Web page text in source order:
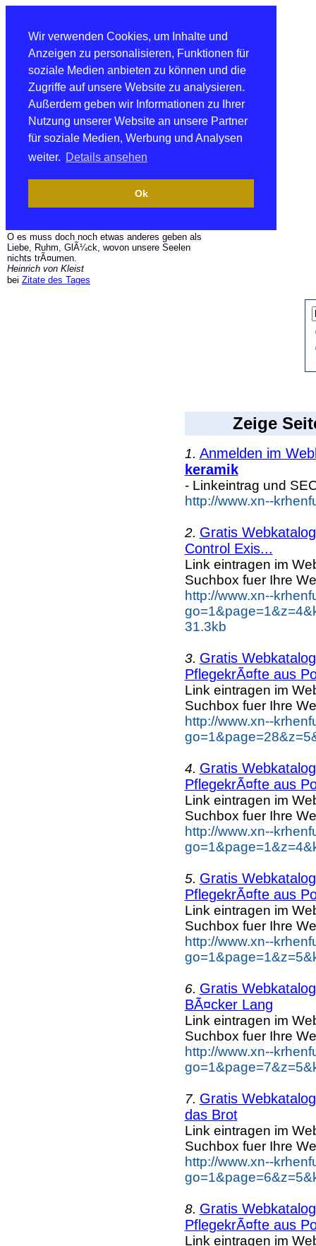
Wir verwenden Cookies, um Inhalte und
Anzeigen zu personalisieren, Funktionen für
soziale Medien anbieten zu können und die
Zugriffe auf unsere Website zu analysieren.
Außerdem geben wir Informationen zu Ihrer
Nutzung unserer Website an unsere Partner
für soziale Medien, Werbung und Analysen
weiter. Details ansehen
Ok
O es muss doch noch etwas anderes geben als
Liebe, Ruhm, GlÃ¼ck, wovon unsere Seelen
nichts trÃ¤umen.
Heinrich von Kleist
bei Zitate des Tages
Zeige
1. Anmelden im
keramik
- Linkeintrag und
http://www.xn--
2. Gratis
Control Exis...
Link eintragen im
Suchbox fuer Ihre
http://www.xn--
31.3kb
3. Gratis
PflegekrÃ¤fte aus
Link eintragen im
Suchbox fuer Ihre
http://www.xn--
4. Gratis
PflegekrÃ¤fte aus
Link eintragen im
Suchbox fuer Ihre
http://www.xn--
5. Gratis
PflegekrÃ¤fte aus
Link eintragen im
Suchbox fuer Ihre
http://www.xn--
6. Gratis
BÃ¤cker Lang
Link eintragen im
Suchbox fuer Ihre
http://www.xn--
7. Gratis
das Brot
Link eintragen im
Suchbox fuer Ihre
http://www.xn--
8. Gratis
PflegekrÃ¤fte aus
Link eintragen im